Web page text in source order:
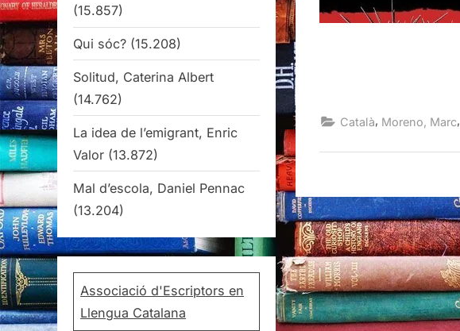
Català, Moreno, Marc,
(15.857)
Qui sóc? (15.208)
Solitud, Caterina Albert
(14.762)
La idea de l’emigrant, Enric
Valor (13.872)
Mal d’escola, Daniel Pennac
(13.204)
Associació d'Escriptors en
Llengua Catalana